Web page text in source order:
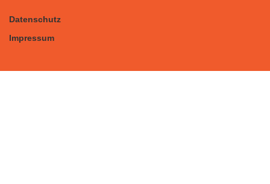
Datenschutz
Impressum